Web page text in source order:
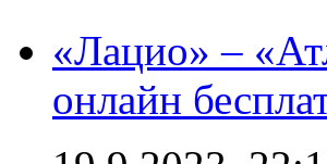
«Лацио» –
онлайн